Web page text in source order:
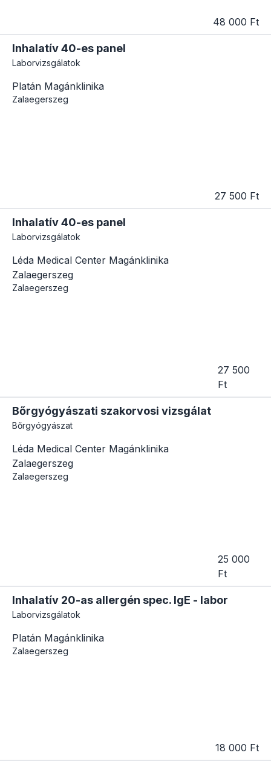
48 000 Ft
Inhalatív 40-es panel
Laborvizsgálatok
Platán Magánklinika
Zalaegerszeg
27 500 Ft
Inhalatív 40-es panel
Laborvizsgálatok
Léda Medical Center Magánklinika
Zalaegerszeg
Zalaegerszeg
27 500
Ft
Bőrgyógyászati szakorvosi vizsgálat
Bőrgyógyászat
Léda Medical Center Magánklinika
Zalaegerszeg
Zalaegerszeg
25 000
Ft
Inhalatív 20-as allergén spec. IgE - labor
Laborvizsgálatok
Platán Magánklinika
Zalaegerszeg
18 000 Ft